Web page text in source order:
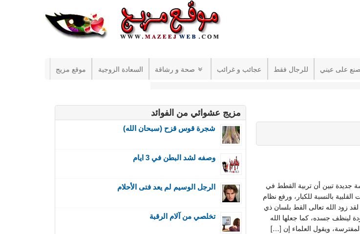
موقع مزيج السعادة الزوجية صحة و رشاقة عجائب و غرائب للرجال فقط على عيني
جديدة تبين أن تربية القطط في
بالنسبة للكبار، ورفع نظام
زود الله تعالى القط بلسان ذي
لينظف جسده، كما جعلها الله
ويقول العلماء إن […]
مزيج عشوائي من الفوائد
شجرة قوس قزح (سبحان الله)
وصفه لشد البطن في 3 ايام
الرجل الوسيم لم يعد فتى الأحلام
تخلصي من آلام الرقبة